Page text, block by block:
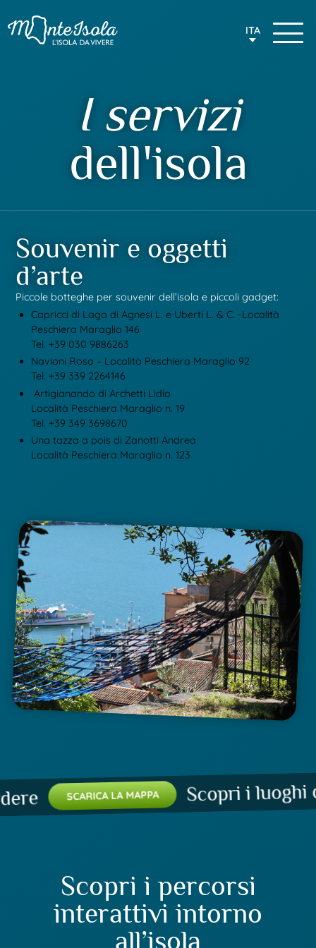
ITA
I servizi
dell'isola
Souvenir e oggetti
d’arte
Piccole botteghe per souvenir dell’isola e piccoli gadget:
Capricci di Lago di Agnesi L. e Uberti L. & C. -Località
Peschiera Maraglio 146
Tel. +39 030 9886263
Navioni Rosa – Località Peschiera Maraglio 92
Tel. +39 339 2264146
Artigianando di Archetti Lidia
Località Peschiera Maraglio n. 19
Tel. +39 349 3698670
Una tazza a pois di Zanotti Andrea
Località Peschiera Maraglio n. 123
SCARICA LA MAPPA Scopri i luoghi da
Scopri i percorsi
interattivi intorno
all’isola